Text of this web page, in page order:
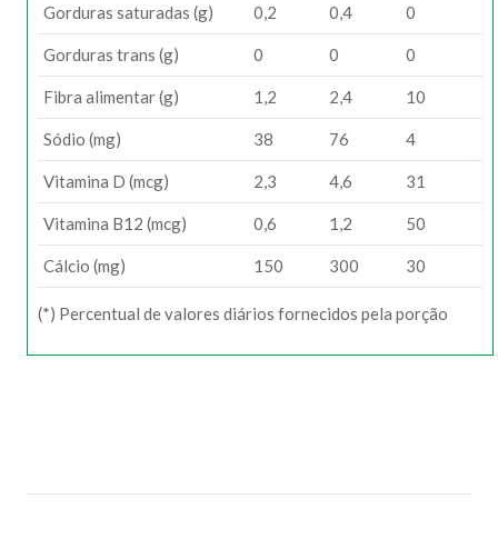
Gorduras saturadas (g) 0,2 0,4 0
Gorduras trans (g) 0 0 0
Fibra alimentar (g) 1,2 2,4 10
Sódio (mg) 38 76 4
Vitamina D (mcg) 2,3 4,6 31
Vitamina B12 (mcg) 0,6 1,2 50
Cálcio (mg) 150 300 30
(*) Percentual de valores diários fornecidos pela porção